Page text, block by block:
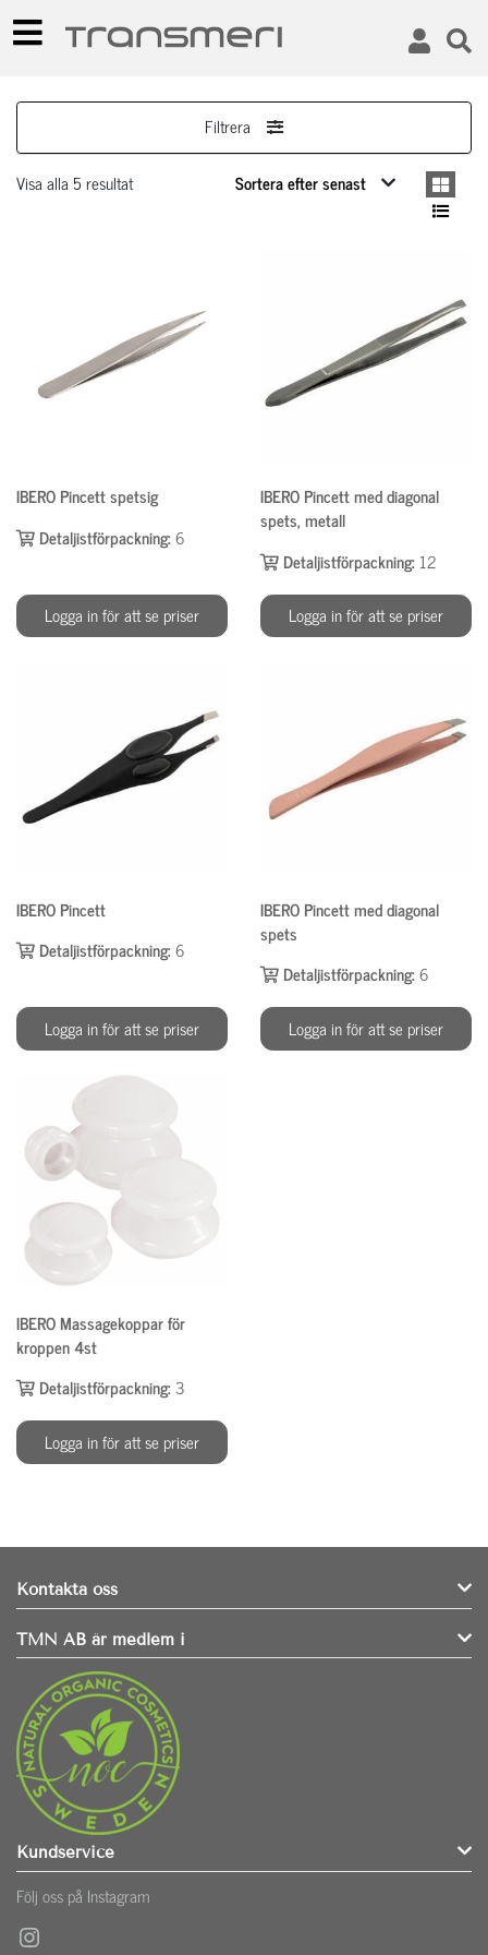
Filtrera
Visa alla 5 resultat
IBERO Pincett spetsig
Detaljistförpackning:6
Logga in för att se priser
IBERO Pincett med diagonal
spets, metall
Detaljistförpackning: 12
Logga in för att se priser
IBERO Pincett
Detaljistförpackning:6
Logga in för att se priser
IBERO Pincett med diagonal
spets
Detaljistförpackning:6
Logga in för att se priser
IBERO Massagekoppar för
kroppen 4st
Detaljistförpackning:3
Logga in för att se priser
Kontakta oss
TMN AB är medlem i
Kundservice
Följ oss på Instagram
Instagram